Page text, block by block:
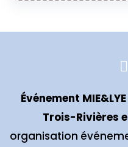
Événement
Trois-Rivières
organisation